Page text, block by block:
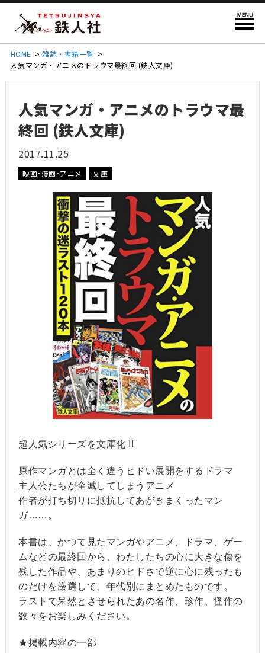
HOME > 雑誌・書籍一覧 >
人気マンガ・アニメのトラウマ最終回 (鉄人文庫)
人気マンガ・アニメのトラウマ最
終回 (鉄人文庫)
2017.11.25
映画･漫画･アニメ 文庫
超人気シリーズを文庫化 !!
原作マンガとは全く違うヒドい展開をするドラマ
主人公たちが全滅してしまうアニメ
作者が打ち切りに抵抗してあがきまくったマン
ガ……。
本書は、かつて見たマンガやアニメ、ドラマ、ゲー
ムなどの最終回から、わたしたちの心に大きな傷を
残した作品や、あまりのヒドさで逆に心に残ったも
のだけを厳選して、年代別にまとめたものです。
ラストで呆然とさせられたあの名作、珍作、怪作の
数々をお楽しみください。
★掲載内容の一部